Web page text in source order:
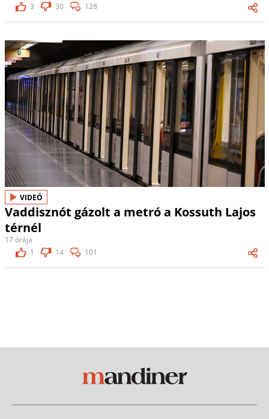
3
30 128
VIDEÓ
Vaddisznót gázolt a metró a Kossuth Lajos
térnél
17 órája
1
14 101